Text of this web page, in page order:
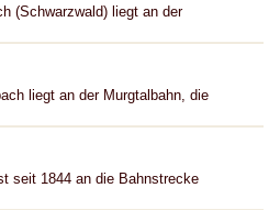
(Schwarzwald) liegt an der
liegt an der Murgtalbahn, die
seit 1844 an die Bahnstrecke